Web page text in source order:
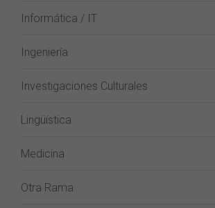
Informática / IT
Ingeniería
Investigaciones Culturales
Lingüística
Medicina
Otra Rama